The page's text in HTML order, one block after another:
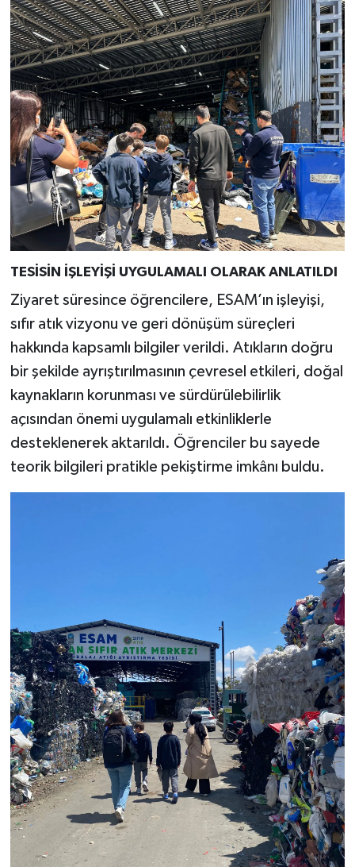
TESİSİN İŞLEYİŞİ UYGULAMALI OLARAK ANLATILDI
Ziyaret süresince öğrencilere, ESAM’ın işleyişi,
sıfır atık vizyonu ve geri dönüşüm süreçleri
hakkında kapsamlı bilgiler verildi. Atıkların doğru
bir şekilde ayrıştırılmasının çevresel etkileri, doğal
kaynakların korunması ve sürdürülebilirlik
açısından önemi uygulamalı etkinliklerle
desteklenerek aktarıldı. Öğrenciler bu sayede
teorik bilgileri pratikle pekiştirme imkânı buldu.